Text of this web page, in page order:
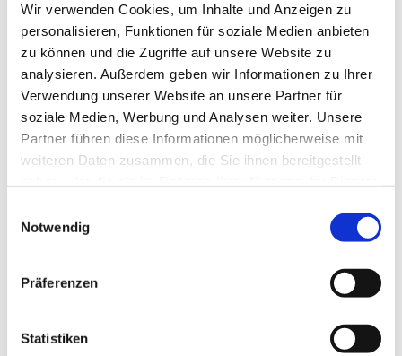
Wir verwenden Cookies, um Inhalte und Anzeigen zu
personalisieren, Funktionen für soziale Medien anbieten
zu können und die Zugriffe auf unsere Website zu
analysieren. Außerdem geben wir Informationen zu Ihrer
Verwendung unserer Website an unsere Partner für
soziale Medien, Werbung und Analysen weiter. Unsere
Partner führen diese Informationen möglicherweise mit
weiteren Daten zusammen, die Sie ihnen bereitgestellt
Notwendig
Präferenzen
Statistiken